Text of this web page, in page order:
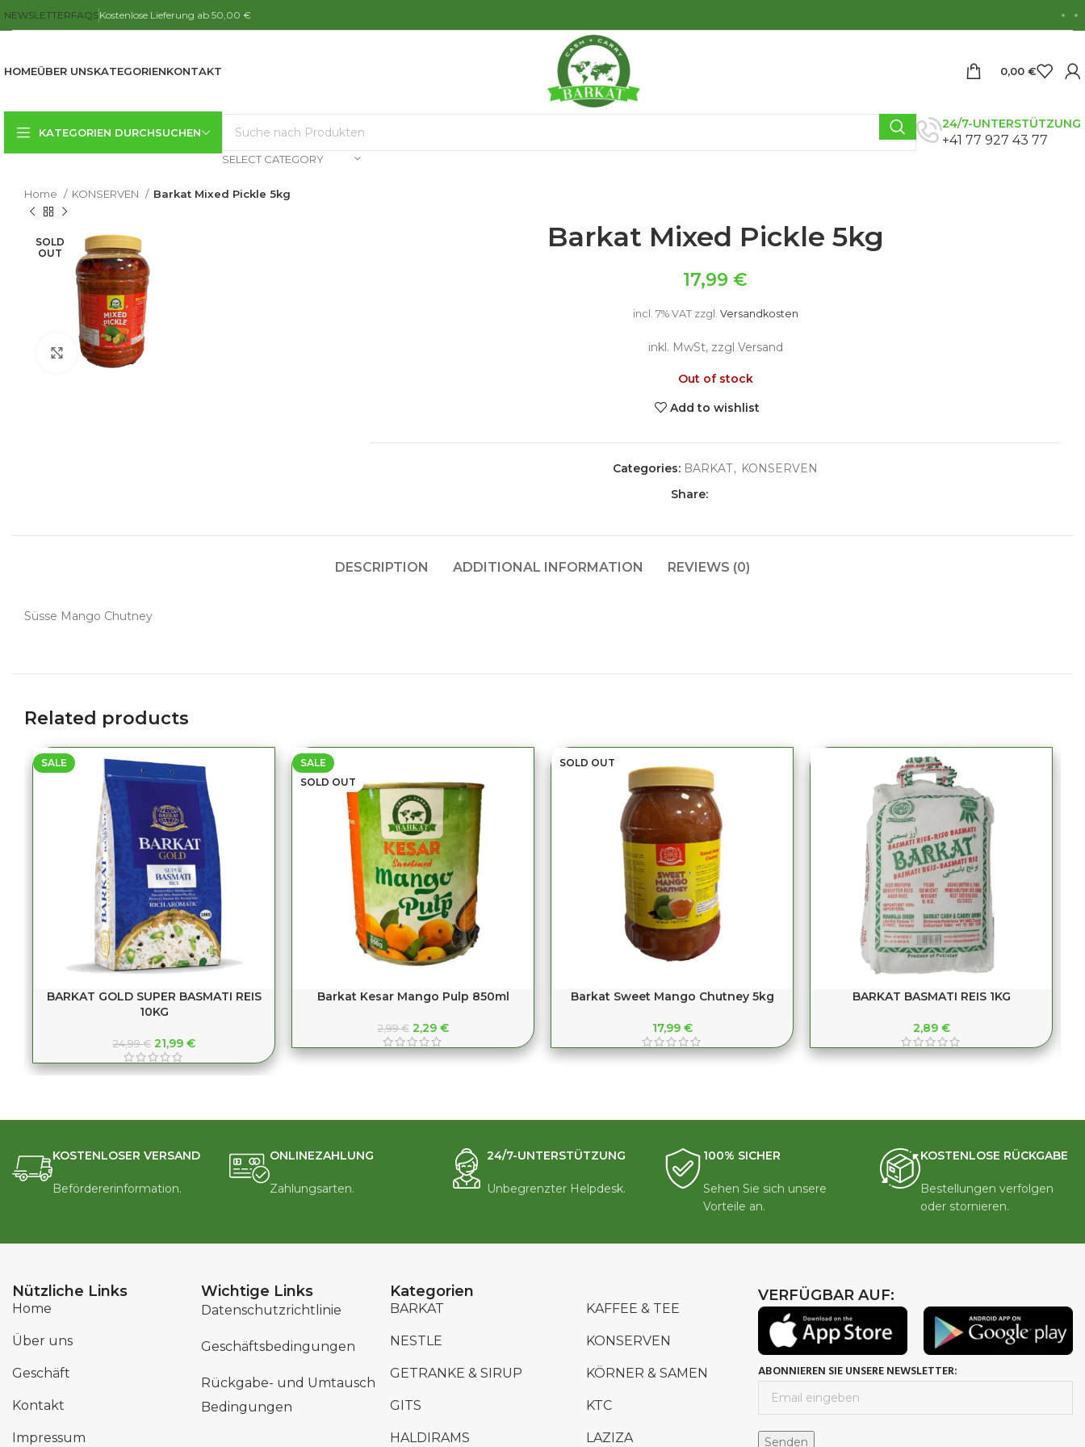
NEWSLETTERFAQSKostenlose Lieferung ab 50,00 €
HOMEÜBER UNSKATEGORIENKONTAKT 0,00 €
KATEGORIEN DURCHSUCHEN
SELECT CATEGORY
24/7-UNTERSTÜTZUNG
+41 77 927 43 77
Home KONSERVEN Barkat Mixed Pickle 5kg
SOLD
OUT
Click to enlarge
Barkat Mixed Pickle 5kg
17,99 €
incl. 7% VAT zzgl. Versandkosten
inkl. MwSt, zzgl Versand
Out of stock
Add to wishlist
Categories: BARKAT, KONSERVEN
Share:
DESCRIPTION ADDITIONAL INFORMATION REVIEWS (0)
Süsse Mango Chutney
Related products
SALE
BARKAT GOLD SUPER BASMATI REIS
10KG
24,99€ 21,99 €
SALE
SOLD OUT
Barkat Kesar Mango Pulp 850ml
2,99€ 2,29 €
SOLD OUT
Barkat Sweet Mango Chutney 5kg
17,99 €
BARKAT BASMATI REIS 1KG
2,89 €
KOSTENLOSER VERSAND
Befördererinformation.
ONLINEZAHLUNG
Zahlungsarten.
24/7-UNTERSTÜTZUNG
Unbegrenzter Helpdesk.
100% SICHER
Sehen Sie sich unsere
Vorteile an.
KOSTENLOSE RÜCKGABE
Bestellungen verfolgen
oder stornieren.
Nützliche Links
Home
Über uns
Geschäft
Kontakt
Impressum
Wichtige Links
Datenschutzrichtlinie
Geschäftsbedingungen
Rückgabe- und Umtausch
Bedingungen
Kategorien
BARKAT
NESTLE
GETRANKE & SIRUP
GITS
HALDIRAMS
KAFFEE & TEE
KONSERVEN
KÖRNER & SAMEN
KTC
LAZIZA
VERFÜGBAR AUF:
ABONNIEREN SIE UNSERE NEWSLETTER: